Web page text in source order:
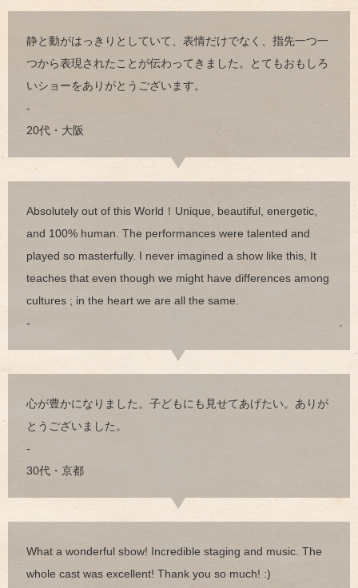
静と動がはっきりとしていて、表情だけでなく、指先一つ一
つから表現されたことが伝わってきました。とてもおもしろ
いショーをありがとうございます。
-
20代・大阪
Absolutely out of this World！Unique, beautiful, energetic,
and 100% human. The performances were talented and
played so masterfully. I never imagined a show like this, It
teaches that even though we might have differences among
cultures ; in the heart we are all the same.
-
心が豊かになりました。子どもにも見せてあげたい。ありが
とうございました。
-
30代・京都
What a wonderful show! Incredible staging and music. The
whole cast was excellent! Thank you so much! :)